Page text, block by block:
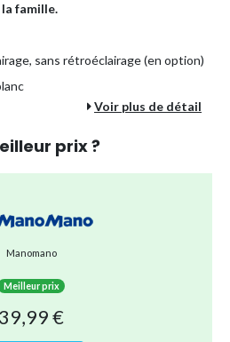
famille.
sans rétroéclairage (en option)
: 0-14
dissous totaux : 0-200 000
0-200 000 ㎲/cm
0-20 %
: ±1999MV
0-2400PPb
1 000-1 222
Voir plus de détail
prix ?
Manomano
Meilleur prix
39,99 €